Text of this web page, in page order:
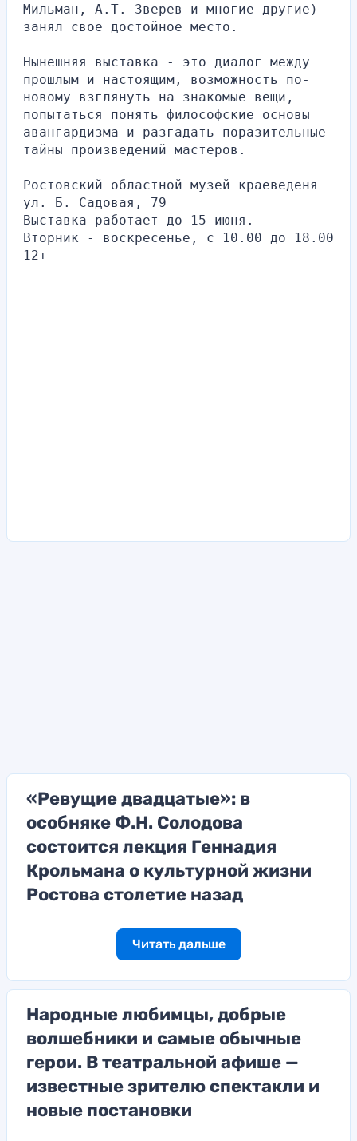
Мильман, А.Т. Зверев и многие другие)
занял свое достойное место.
Нынешняя выставка - это диалог между
прошлым и настоящим, возможность по-
новому взглянуть на знакомые вещи,
попытаться понять философские основы
авангардизма и разгадать поразительные
тайны произведений мастеров.
Ростовский областной музей краеведеня
ул. Б. Садовая, 79
Выставка работает до 15 июня.
Вторник - воскресенье, с 10.00 до 18.00
12+
«Ревущие двадцатые»: в
особняке Ф.Н. Солодова
состоится лекция Геннадия
Крольмана о культурной жизни
Ростова столетие назад
Читать дальше
Народные любимцы, добрые
волшебники и самые обычные
герои. В театральной афише —
известные зрителю спектакли и
новые постановки